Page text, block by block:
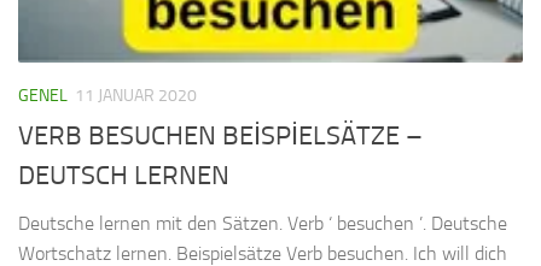
GENEL 11 JANUAR 2020
VERB BESUCHEN BEİSPİELSÄTZE –
DEUTSCH LERNEN
Deutsche lernen mit den Sätzen. Verb ‘ besuchen ’. Deutsche
Wortschatz lernen. Beispielsätze Verb besuchen. Ich will dich